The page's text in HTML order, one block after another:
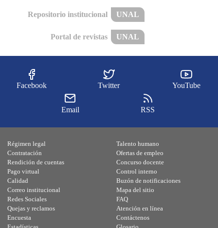
Repositorio institucional UNAL
Portal de revistas UNAL
Facebook Twitter YouTube
Email RSS
Régimen legal
Contratación
Rendición de cuentas
Pago virtual
Calidad
Talento humano
Ofertas de empleo
Concurso docente
Control interno
Buzón de notificaciones
Correo institucional
Redes Sociales
Quejas y reclamos
Encuesta
Mapa del sitio
FAQ
Atención en línea
Contáctenos